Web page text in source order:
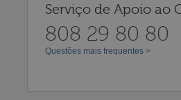
Serviço de Apoio ao
808 29 80 80
Questões mais frequentes >